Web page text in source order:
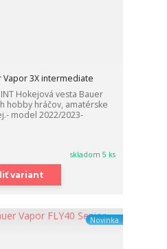
Vapor 3X intermediate
Hokejová vesta Bauer
hobby hráčov, amatérske
model 2022/2023-
skladom 5 ks
variant
Novinka